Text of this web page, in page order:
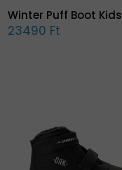
Winter Puff Boot Kids
23490 Ft